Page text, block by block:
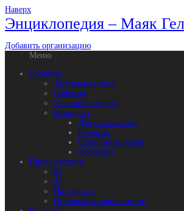
Наверх
Энциклопедия – Маяк
Добавить организацию
Меню
События
Актуальная тема
События
У наших соседей
Конкурсы
Девушка месяца
Рецепты
Слово не воробей
Фотофакт
Происшествия
01
02
На дорогах
Осторожно: мошенники!